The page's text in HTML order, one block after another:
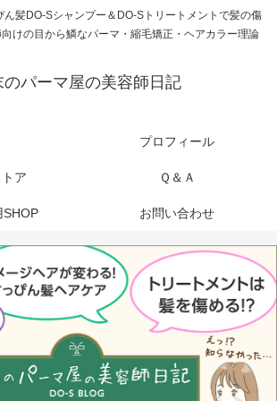
ん髪DO-Sシャンプー＆DO-Sトリートメントで髪の傷
けの目から鱗なパーマ・縮毛矯正・ヘアカラー理論
のパーマ屋の美容師日記
プロフィール
ア Ｑ＆Ａ
お問い合わせ